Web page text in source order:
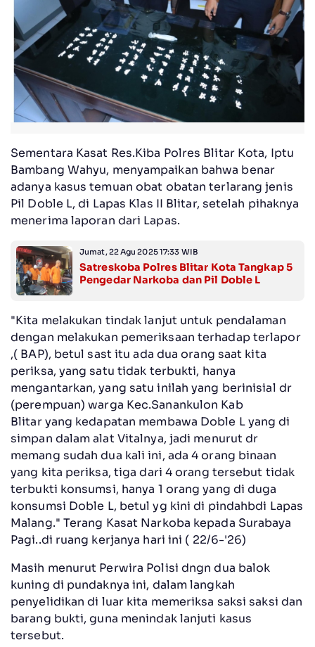
Sementara Kasat Res.Kiba Polres Blitar Kota, Iptu
Bambang Wahyu, menyampaikan bahwa benar
adanya kasus temuan obat obatan terlarang jenis
Pil Doble L, di Lapas Klas II Blitar, setelah pihaknya
menerima laporan dari Lapas.
Jumat, 22 Agu 2025 17:33 WIB
Satreskoba Polres Blitar Kota Tangkap 5
Pengedar Narkoba dan Pil Doble L
"Kita melakukan tindak lanjut untuk pendalaman
dengan melakukan pemeriksaan terhadap terlapor
,( BAP), betul sast itu ada dua orang saat kita
periksa, yang satu tidak terbukti, hanya
mengantarkan, yang satu inilah yang berinisial dr
(perempuan) warga Kec.Sanankulon Kab
Blitar yang kedapatan membawa Doble L yang di
simpan dalam alat Vitalnya, jadi menurut dr
memang sudah dua kali ini, ada 4 orang binaan
yang kita periksa, tiga dari 4 orang tersebut tidak
terbukti konsumsi, hanya 1 orang yang di duga
konsumsi Doble L, betul yg kini di pindahbdi Lapas
Malang." Terang Kasat Narkoba kepada Surabaya
Pagi..di ruang kerjanya hari ini ( 22/6-'26)
Masih menurut Perwira Polisi dngn dua balok
kuning di pundaknya ini, dalam langkah
penyelidikan di luar kita memeriksa saksi saksi dan
barang bukti, guna menindak lanjuti kasus
tersebut.